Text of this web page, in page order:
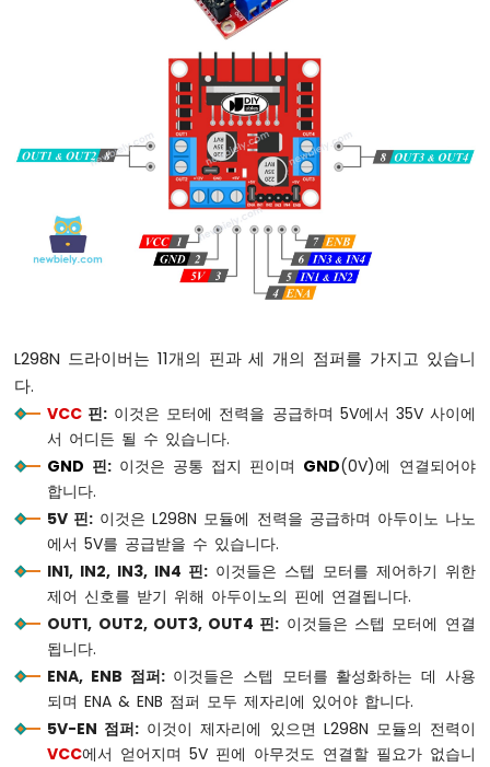
노
-
나
노
-
리
스
아
이
나
DIP
위
L298N 드라이버는 11개의 핀과 세 개의 점퍼를 가지고 있습니
다.
VCC 핀: 이것은 모터에 전력을 공급하며 5V에서 35V 사이에
서 어디든 될 수 있습니다.
GND 핀:이것은 공통 접지 핀이며 GND(0V)에 연결되어야
합니다.
5V 핀: 이것은 L298N 모듈에 전력을 공급하며 아두이노 나노
에서 5V를 공급받을 수 있습니다.
IN1, IN2, IN3, IN4 핀: 이것들은 스텝 모터를 제어하기 위한
제어 신호를 받기 위해 아두이노의 핀에 연결됩니다.
OUT1, OUT2, OUT3, OUT4 핀: 이것들은 스텝 모터에 연결
됩니다.
ENA, ENB 점퍼:이것들은 스텝 모터를 활성화하는 데 사용
되며 ENA & ENB 점퍼 모두 제자리에 있어야 합니다.
5V-EN 점퍼: 이것이 제자리에 있으면 L298N 모듈의 전력이
VCC에서 얻어지며 5V 핀에 아무것도 연결할 필요가 없습니